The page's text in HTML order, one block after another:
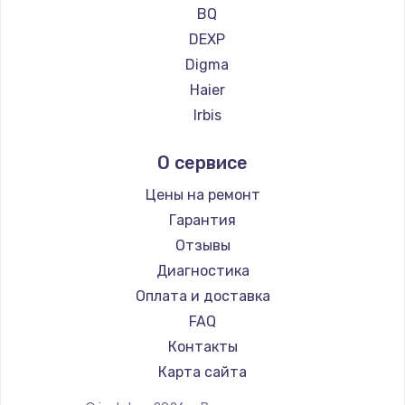
990 руб.
Заказать
Замена динамика
1500 руб.
Замена экрана
1530 руб.
Заказать
Замена шлейфа матрицы
1130 руб.
Заказать
Ремонт планшетов CHUWI
BQ
DEXP
Digma
Haier
Irbis
Microsoft
BlackView
Amazon
Aquarius
Philips
Dell
HP
Getac
ZTE
О сервисе
Цены на ремонт
Гарантия
Отзывы
Диагностика
Оплата и доставка
FAQ
Контакты
Карта сайта